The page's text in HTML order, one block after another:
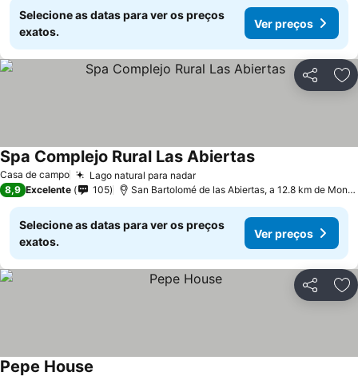
Selecione as datas para ver os preços
exatos.
Ver preços
Partilhar
Casa de campo Lago natural para nadar
Spa Complejo Rural Las Abiertas
8,9 Excelente 105 San Bartolomé de las Abiertas, a 12.8 km de Montearagón
Selecione as datas para ver os preços
exatos.
Ver preços
Partilhar
Pepe House